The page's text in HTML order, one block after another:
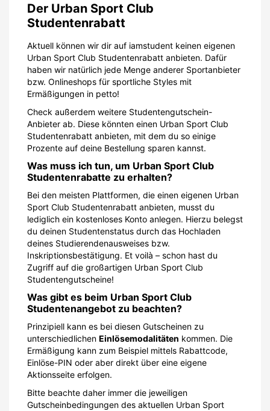
Der Urban Sport Club
Studentenrabatt
Aktuell können wir dir auf iamstudent keinen eigenen
Urban Sport Club Studentenrabatt anbieten. Dafür
haben wir natürlich jede Menge anderer Sportanbieter
bzw. Onlineshops für sportliche Styles mit
Ermäßigungen in petto!
Check außerdem weitere Studentengutschein-
Anbieter ab. Diese könnten einen Urban Sport Club
Studentenrabatt anbieten, mit dem du so einige
Prozente auf deine Bestellung sparen kannst.
Was muss ich tun, um Urban Sport Club
Studentenrabatte zu erhalten?
Bei den meisten Plattformen, die einen eigenen Urban
Sport Club Studentenrabatt anbieten, musst du
lediglich ein kostenloses Konto anlegen. Hierzu belegst
du deinen Studentenstatus durch das Hochladen
deines Studierendenausweises bzw.
Inskriptionsbestätigung. Et voilà – schon hast du
Zugriff auf die großartigen Urban Sport Club
Studentengutscheine!
Was gibt es beim Urban Sport Club
Studentenangebot zu beachten?
Prinzipiell kann es bei diesen Gutscheinen zu
unterschiedlichen Einlösemodalitäten kommen. Die
Ermäßigung kann zum Beispiel mittels Rabattcode,
Einlöse-PIN oder aber direkt über eine eigene
Aktionsseite erfolgen.
Bitte beachte daher immer die jeweiligen
Gutscheinbedingungen des aktuellen Urban Sport